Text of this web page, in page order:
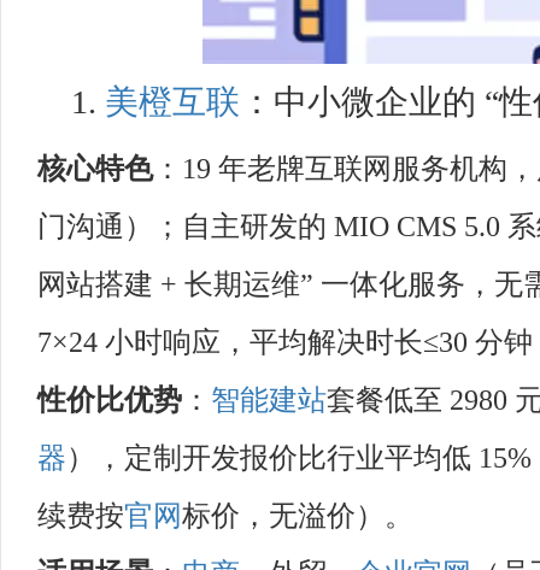
1. 美橙互联 ：中小微企业的 “
核心特色：19 年老牌互联网服务机构
门沟通）；自主研发的 MIO CMS 5.0
网站搭建 + 长期运维” 一体化服务，
7×24 小时响应，平均解决时长≤30 分
性价比优势 ： 智能建站套餐低至 2980
器），定制开发报价比行业平均低
续费按官网标价，无溢价）。